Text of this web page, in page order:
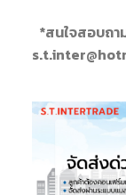
*สนใจสอบถ